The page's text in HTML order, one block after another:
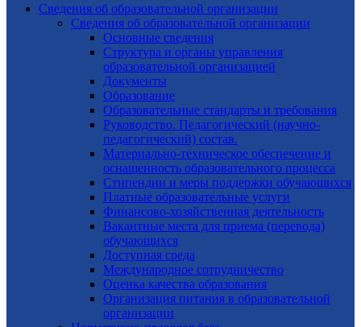
Сведения об образовательной организации
Сведения об образовательной организации
Основные сведения
Структура и органы управления
образовательной организацией
Документы
Образование
Образовательные стандарты и требования
Руководство. Педагогический (научно-
педагогический) состав.
Материально-техническое обеспечение и
оснащенность образовательного процесса
Стипендии и меры поддержки обучающихся
Платные образовательные услуги
Финансово-хозяйственная деятельность
Вакантные места для приема (перевода)
обучающихся
Доступная среда
Международное сотрудничество
Оценка качества образования
Организация питания в образовательной
организации